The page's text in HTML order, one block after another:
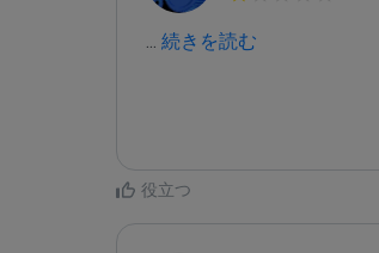
... 続きを読む
役立つ